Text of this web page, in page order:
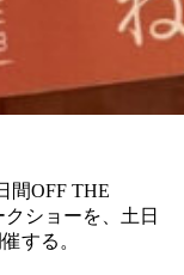
間OFF THE
ショーを、土日
する。